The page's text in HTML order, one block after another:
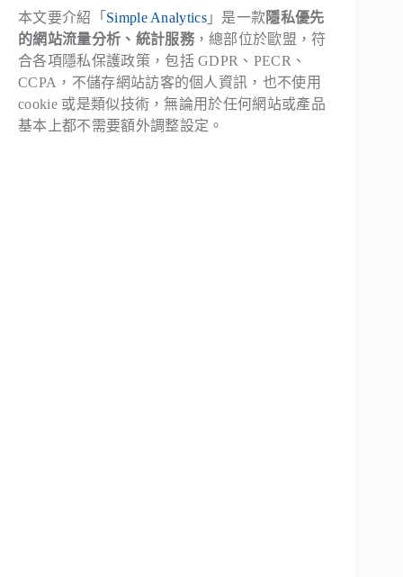
本文要介紹「 Simple Analytics 」是一款 隱私優先
的網站流量分析、統計服務，總部位於歐盟，符
合各項隱私保護政策，包括 GDPR、PECR、
CCPA，不儲存網站訪客的個人資訊，也不使用
cookie 或是類似技術，無論用於任何網站或產品
基本上都不需要額外調整設定。